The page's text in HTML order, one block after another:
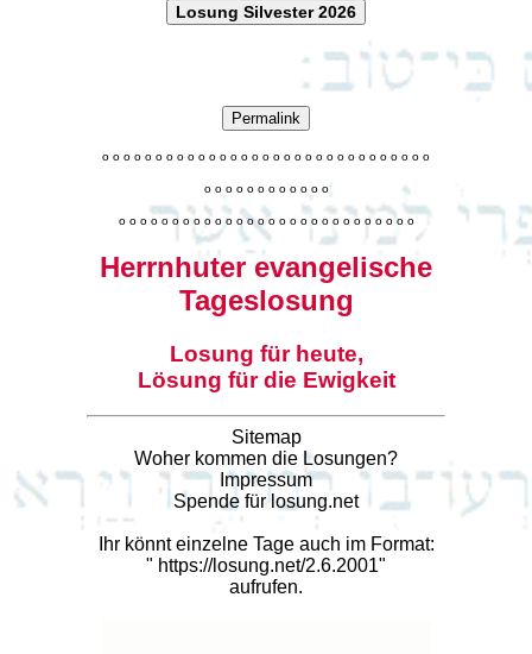
Losung Silvester 2026
Permalink
o o o o o o o o o o o o o o o o o o o o o o o o o o o o o o o
o o o o o o o o o o o o
o o o o o o o o o o o o o o o o o o o o o o o o o o o o
Herrnhuter evangelische
Tageslosung
Losung für heute,
Lösung für die Ewigkeit
Sitemap
Woher kommen die Losungen?
Impressum
Spende für losung.net
Ihr könnt einzelne Tage auch im Format:
" https://losung.net/2.6.2001"
aufrufen.